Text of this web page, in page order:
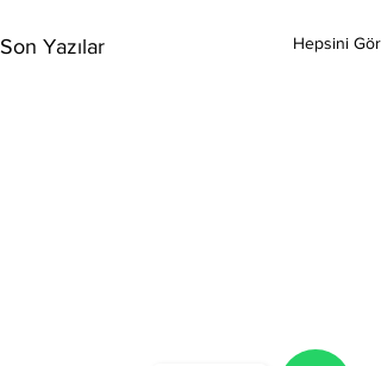
Son Yazılar Hepsini Gör